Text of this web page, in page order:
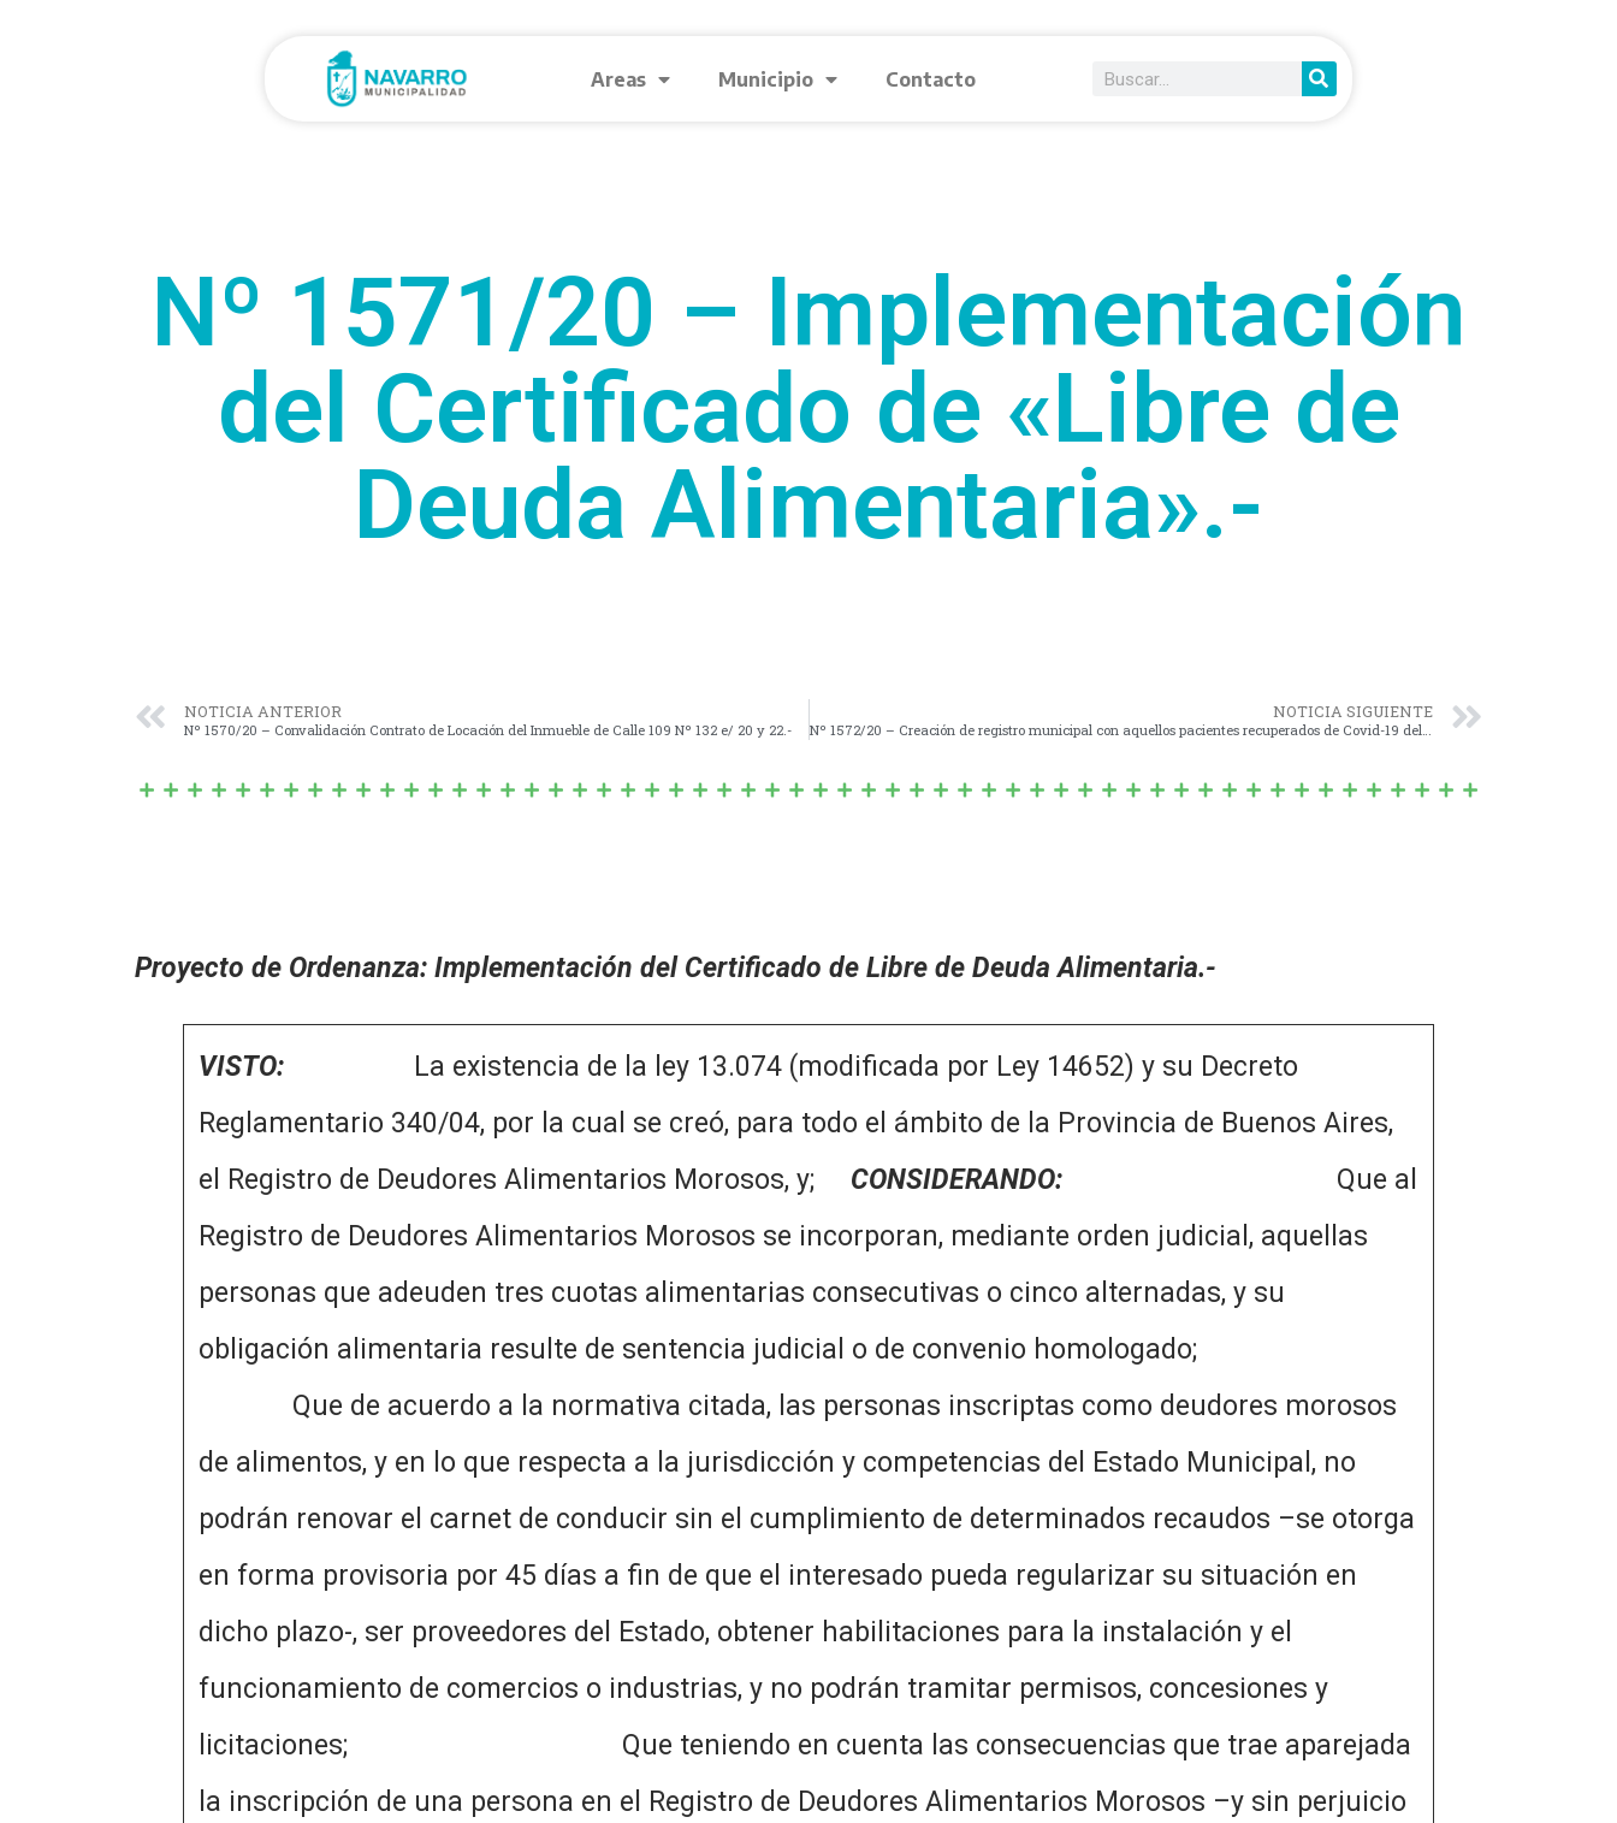
Areas Municipio Contacto
Nº 1571/20 – Implementación
del Certificado de «Libre de
Deuda Alimentaria».-
NOTICIA ANTERIOR
Nº 1570/20 – Convalidación Contrato de Locación del Inmueble de Calle 109 Nº 132 e/ 20 y 22.-
NOTICIA SIGUIENTE
Proyecto de Ordenanza: Implementación del Certificado de Libre de Deuda Alimentaria.-
VISTO:La existencia de la ley 13.074 (modificada por Ley 14652) y su Decreto
Reglamentario 340/04, por la cual se creó, para todo el ámbito de la Provincia de Buenos Aires,
el Registro de Deudores Alimentarios Morosos, y; CONSIDERANDO:Que al
Registro de Deudores Alimentarios Morosos se incorporan, mediante orden judicial, aquellas
personas que adeuden tres cuotas alimentarias consecutivas o cinco alternadas, y su
obligación alimentaria resulte de sentencia judicial o de convenio homologado;
Que de acuerdo a la normativa citada, las personas inscriptas como deudores morosos
de alimentos, y en lo que respecta a la jurisdicción y competencias del Estado Municipal, no
podrán renovar el carnet de conducir sin el cumplimiento de determinados recaudos –se otorga
en forma provisoria por 45 días a fin de que el interesado pueda regularizar su situación en
dicho plazo-, ser proveedores del Estado, obtener habilitaciones para la instalación y el
funcionamiento de comercios o industrias, y no podrán tramitar permisos, concesiones y
licitaciones; Que teniendo en cuenta las consecuencias que trae aparejada
la inscripción de una persona en el Registro de Deudores Alimentarios Morosos –y sin perjuicio